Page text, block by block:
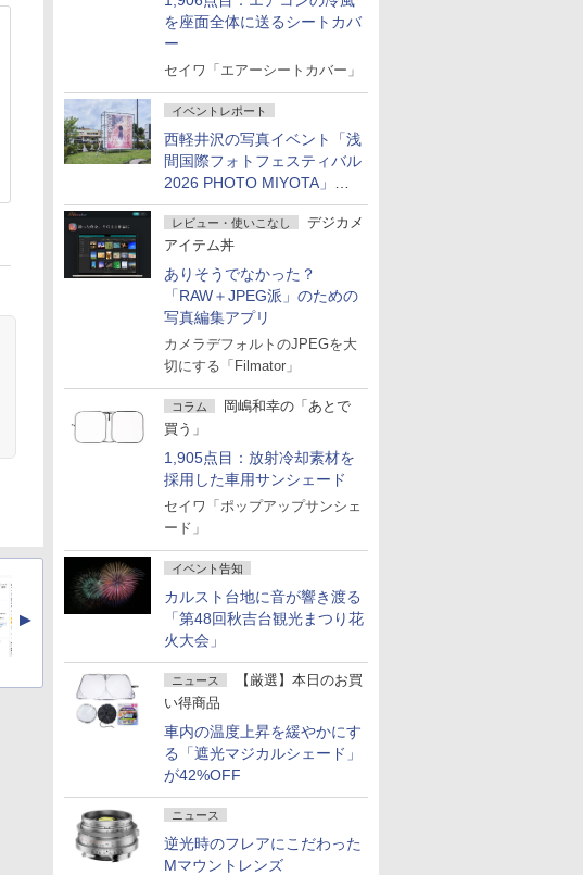
を座面全体に送るシートカバ
ー
セイワ「エアーシートカバー」
イベントレポート
西軽井沢の写真イベント「浅
間国際フォトフェスティバル
2026 PHOTO MIYOTA」が
開幕
レビュー・使いこなし
デジカメ
アイテム丼
ありそうでなかった？
「RAW＋JPEG派」のための
写真編集アプリ
カメラデフォルトのJPEGを大
切にする「Filmator」
コラム
岡嶋和幸の「あとで
買う」
1,905点目：放射冷却素材を
採用した車用サンシェード
セイワ「ポップアップサンシェ
ード」
イベント告知
カルスト台地に音が響き渡る
「第48回秋吉台観光まつり花
火大会」
ニュース
【厳選】本日のお買
い得商品
車内の温度上昇を緩やかにす
る「遮光マジカルシェード」
が42%OFF
ニュース
逆光時のフレアにこだわった
Mマウントレンズ
▲